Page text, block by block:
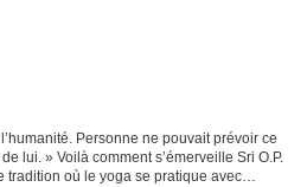
Personne ne pouvait prévoir ce
lui. » Voilà comment s’émerveille Sri O.P.
tradition où le yoga se pratique avec